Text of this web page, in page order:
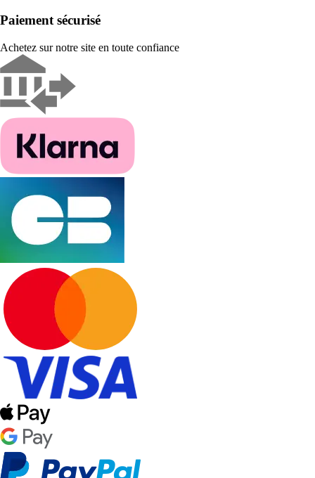
Paiement sécurisé
Achetez sur notre site en toute confiance